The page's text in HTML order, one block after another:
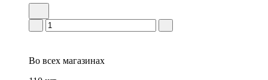
Во всех магазинах